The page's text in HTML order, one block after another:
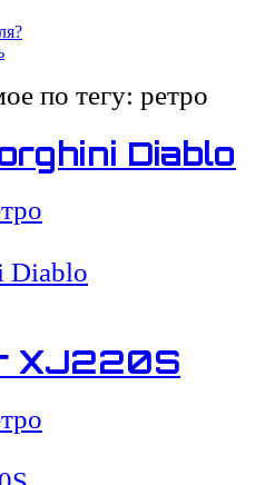
по тегу: ретро
Diablo
XJ220S